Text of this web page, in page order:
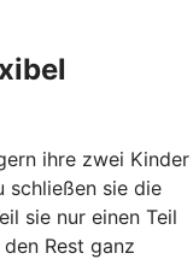
ihre zwei Kinder
schließen sie die
sie nur einen Teil
Rest ganz